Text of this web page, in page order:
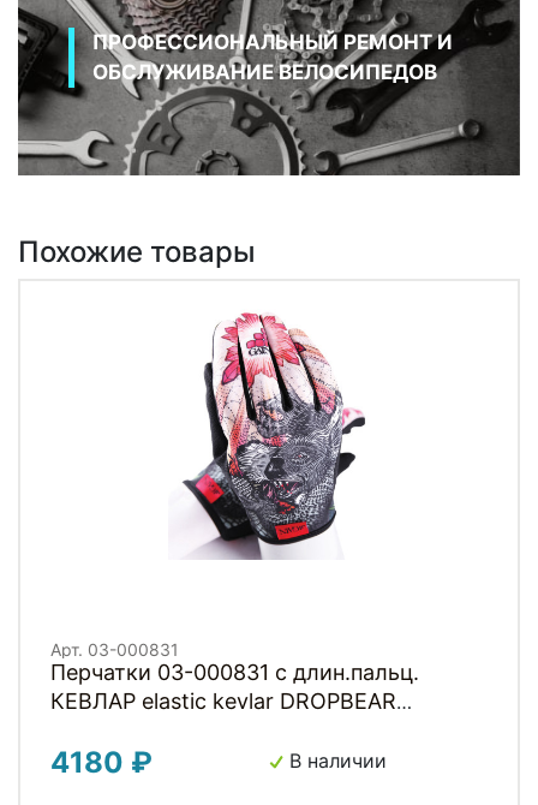
ПРОФЕССИОНАЛЬНЫЙ РЕМОНТ И
ОБСЛУЖИВАНИЕ ВЕЛОСИПЕДОВ
Похожие товары
Арт. 03-000831
Перчатки 03-000831 с длин.пальц.
КЕВЛАР elastic kevlar DROPBEAR
экстримальнх видов р-р.XS оригинал.
4180 ₽ В наличии